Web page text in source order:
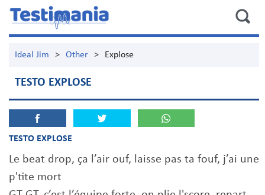
Ideal Jim > Other > Explose
TESTO EXPLOSE
TESTO EXPLOSE
Le beat drop, ça l’air ouf, laisse pas ta fouf, j’ai une
p'tite mort